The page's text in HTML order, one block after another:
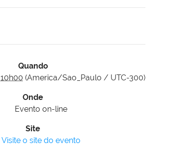
Quando
10h00 (America/Sao_Paulo / UTC-300)
Onde
Evento on-line
Site
Visite o site do evento